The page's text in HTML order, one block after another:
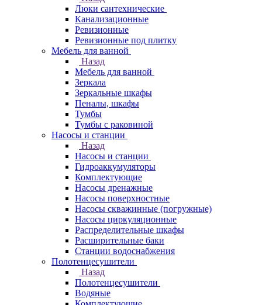
Люки сантехнические
Канализационные
Ревизионные
Ревизионные под плитку
Мебель для ванной
Назад
Мебель для ванной
Зеркала
Зеркальные шкафы
Пеналы, шкафы
Тумбы
Тумбы с раковиной
Насосы и станции
Назад
Насосы и станции
Гидроаккумуляторы
Комплектующие
Насосы дренажные
Насосы поверхностные
Насосы скважинные (погружные)
Насосы циркуляционные
Распределительные шкафы
Расширительные баки
Станции водоснабжения
Полотенцесушители
Назад
Полотенцесушители
Водяные